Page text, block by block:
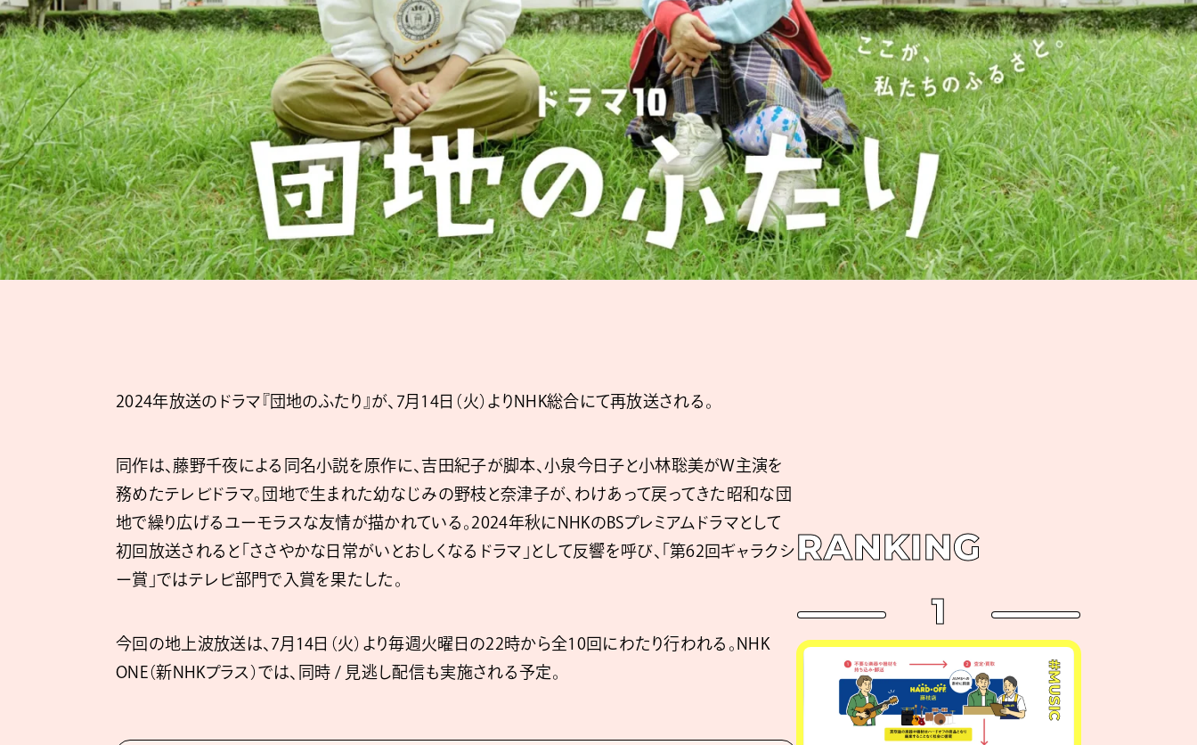
2024年放送のドラマ『団地のふたり』が、7月14日（火）よりNHK総合にて再放送される。
同作は、藤野千夜による同名小説を原作に、吉田紀子が脚本、小泉今日子と小林聡美がW主演を
務めたテレビドラマ。団地で生まれた幼なじみの野枝と奈津子が、わけあって戻ってきた昭和な団
地で繰り広げるユーモラスな友情が描かれている。2024年秋にNHKのBSプレミアムドラマとして
初回放送されると「ささやかな日常がいとおしくなるドラマ」として反響を呼び、「第62回ギャラクシ
ー賞」ではテレビ部門で入賞を果たした。
今回の地上波放送は、7月14日（火）より毎週火曜日の22時から全10回にわたり行われる。NHK
ONE（新NHKプラス）では、同時 / 見逃し配信も実施される予定。
RANKING
1
#MUSIC